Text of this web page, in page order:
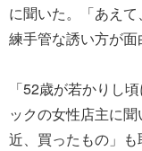
に聞いた。「あえ
練手管な誘い方が面
「52歳が若かりし
ックの女性店主に
近、買ったもの」も